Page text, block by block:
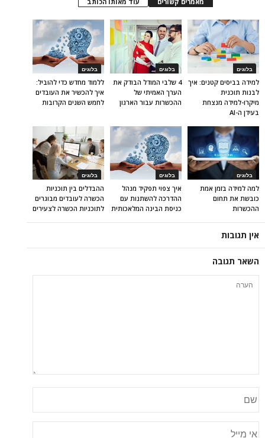
בלוגים
ללמוד מחדש כדי להוביל:
איך להכשיר את העובדים
לחמש השנים הקרובות
בלוגים
4 שלבי המודל הבודק את
הערך האמיתי של
ההכשרות עבור הארגון
בלוגים
למידה בביסים קטנים: איך
לבנות תוכנית
מיקרו-למידה מנצחת
בעידן ה-AI
בלוגים
ההבדלים בין תוכניות
הכשרה לעובדים מבוגרים
לתוכניות הכשרה לצעירים
בלוגים
איך צפוי תפקיד מנהל
ההדרכה להשתנות עם
כניסת הבינה המלאכותית
בלוגים
למה למידה בזמן אמת
כובשת את תחום
ההכשרות
אין תגובות
השאר תגובה